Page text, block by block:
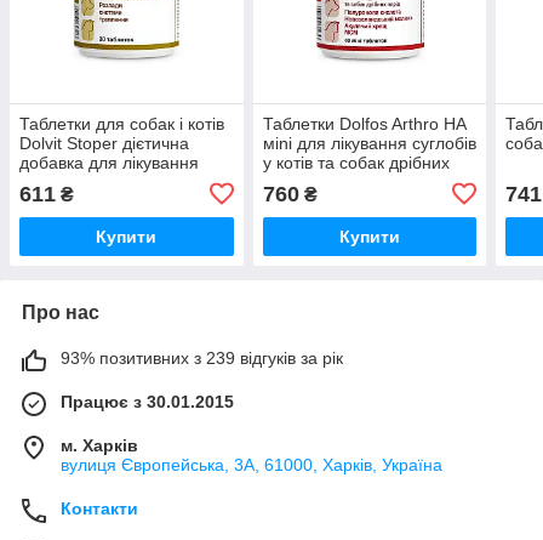
Таблетки для собак і котів
Dolvit Stoper дієтична
добавка для лікування
гострої діареї №30 Dolfos
611 ₴
Купити
Таблетки Dolfos Arthro HA
мini для лікування суглобів
у котів та собак дрібних
760₴
Купити
741
Про нас
93% позитивних з 239 відгуків за рік
Працює з 30.01.2015
м. Харків
вулиця Європейська, 3А, 61000, Харків, Україна
Контакти